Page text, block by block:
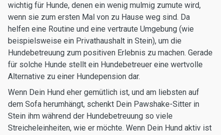
wichtig für Hunde, denen ein wenig mulmig zumute wird,
wenn sie zum ersten Mal von zu Hause weg sind. Da
helfen eine Routine und eine vertraute Umgebung (wie
beispielsweise ein Privathaushalt in Stein), um die
Hundebetreuung zum positiven Erlebnis zu machen. Gerade
für solche Hunde stellt ein Hundebetreuer eine wertvolle
Alternative zu einer Hundepension dar.
Wenn Dein Hund eher gemütlich ist, und am liebsten auf
dem Sofa herumhängt, schenkt Dein Pawshake-Sitter in
Stein ihm während der Hundebetreuung so viele
Streicheleinheiten, wie er möchte. Wenn Dein Hund aktiv ist